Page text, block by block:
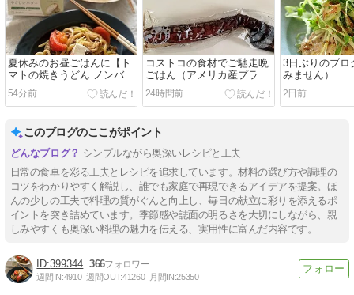
夏休みのお昼ごはんに【ト
マトの焼きうどん ノンバタ
ーホワイトのせ】と引き続
きコストコ祭り中
54分前
コストコの食材でご馳走晩
ごはん（アメリカ産プライ
ムビーフ焼き肉用と炙りタ
コを使って）
24時間前
3日ぶりのブロ
みません）
2日前
このブログのここがポイント
シンプルながら奥深いレシピと工夫
日常の食卓を彩る工夫とレシピを追求しています。材料の選び方や調理の
コツをわかりやすく解説し、誰でも家庭で再現できるアイデアを提案。ほ
んの少しの工夫で料理の質がぐんと向上し、毎日の献立に彩りを添えるポ
イントを突き詰めています。季節感や誌面の明るさを大切にしながら、親
しみやすくも奥深い料理の魅力を伝える、実用性に富んだ内容です。
399344 366
週間IN:4910 週間OUT:41260 月間IN:25350